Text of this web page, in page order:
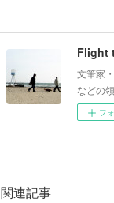
Flight
文筆家
などの
フ
関連記事